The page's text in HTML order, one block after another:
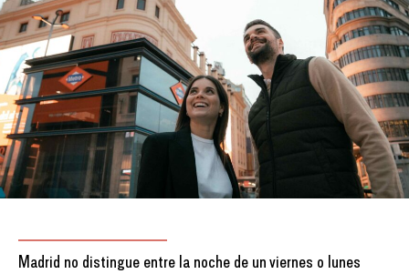
Madrid no distingue entre la noche de un viernes o lunes